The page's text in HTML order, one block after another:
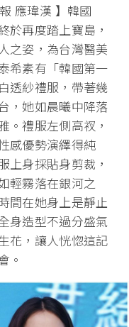
應瑋漢 】韓國
於再度踏上寶島，
之姿，為台灣醫美
希素有「韓國第一
透紗禮服，帶著幾
，她如晨曦中降落
。禮服左側高衩，
感優勢演繹得純
上身採貼身剪裁，
輕霧落在銀河之
間在她身上是靜止
身造型不過分盛氣
花，讓人恍惚這記
。